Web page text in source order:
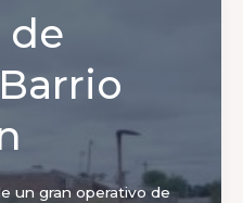
de
un gran operativo de